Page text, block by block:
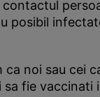
posibil
ca noi sau cei
fie vaccinati